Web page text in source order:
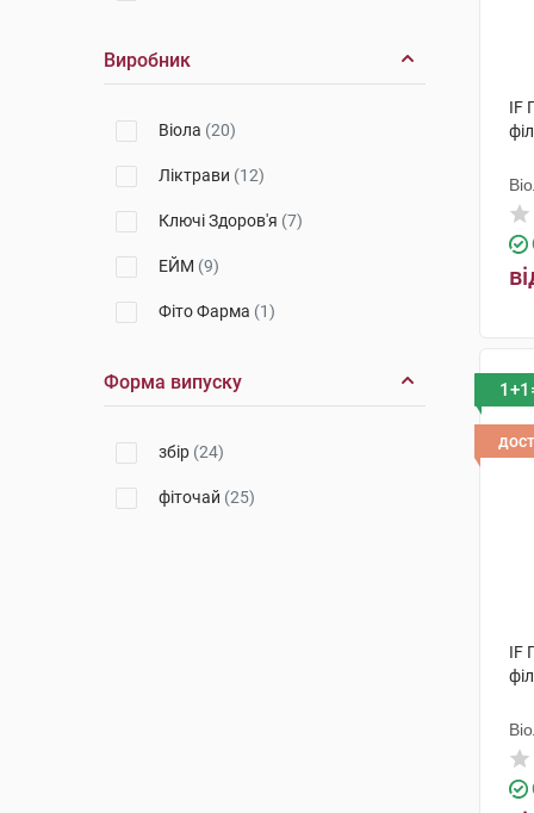
Виробник
Віола (20)
Ліктрави (12)
Ключі Здоров'я (7)
ЕЙМ (9)
Фіто Фарма (1)
Форма випуску
збір (24)
фіточай (25)
IF
IF